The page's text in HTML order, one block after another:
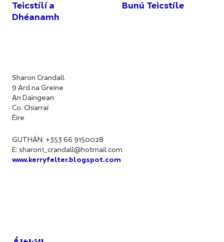
Teicstílí a
Dhéanamh
Bunú Teicstíle
Sharon Crandall
9 Ard na Greine
An Daingean
Co. Chiarraí
Éire
GUTHÁN: +353 66 9150028
E: sharon1_crandall@hotmail.com
www.kerryfelter.blogspot.com